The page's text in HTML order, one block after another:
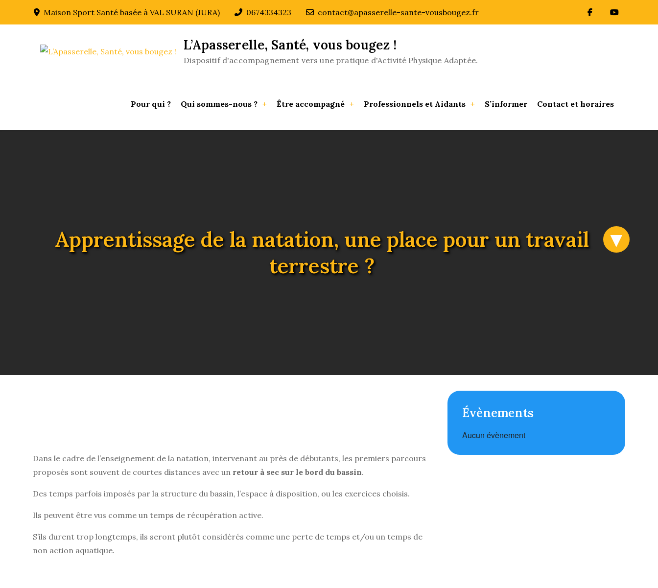
Maison Sport Santé basée à VAL SURAN (JURA) 0674334323 contact@apasserelle-sante-vousbougez.fr
L’Apasserelle, Santé, vous bougez !
Dispositif d'accompagnement vers une pratique d'Activité Physique Adaptée.
Pour qui ? Qui sommes-nous ? Être accompagné Professionnels et Aidants S’informer Contact et horaires
Apprentissage de la natation, une place pour un travail
terrestre ?
Dans le cadre de l’enseignement de la natation, intervenant au près de débutants, les premiers parcours
proposés sont souvent de courtes distances avec un retour à sec sur le bord du bassin.
Des temps parfois imposés par la structure du bassin, l’espace à disposition, ou les exercices choisis.
Ils peuvent être vus comme un temps de récupération active.
S’ils durent trop longtemps, ils seront plutôt considérés comme une perte de temps et/ou un temps de
non action aquatique.
Évènements
Aucun évènement